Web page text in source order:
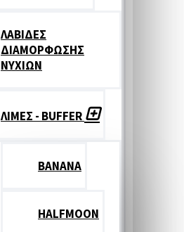
ΛΑΒΙΔΕΣ
ΔΙΑΜΟΡΦΩΣΗΣ
ΝΥΧΙΩΝ
ΛΙΜΕΣ - BUFFER
BANANA
HALFMOON